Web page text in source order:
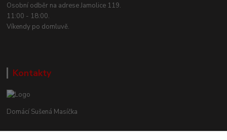
Osobní odběr na adrese Jamolice 119.
11:00 - 18:00.
Víkendy po domluvě.
Kontakty
Domácí Sušená Masíčka